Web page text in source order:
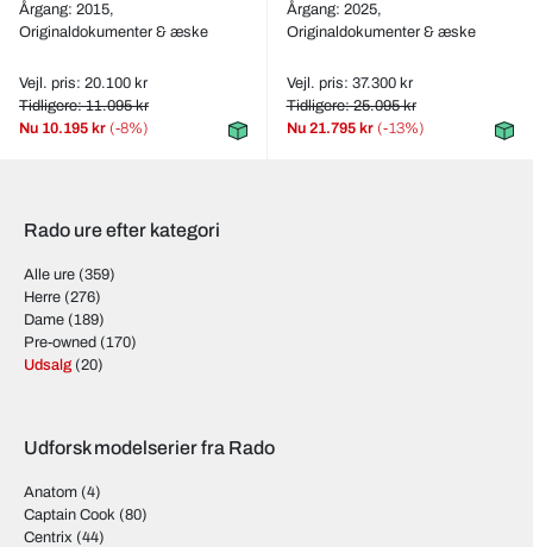
Årgang: 2015,
Originaldokumenter & æske
Vejl. pris: 20.100 kr
Tidligere: 11.095 kr
Nu 10.195 kr (-8%)
Årgang: 2025,
Originaldokumenter & æske
Vejl. pris: 37.300 kr
Tidligere: 25.095 kr
Nu 21.795 kr (-13%)
Rado ure efter kategori
Alle ure (359)
Herre (276)
Dame (189)
Pre-owned (170)
Udsalg (20)
Udforsk modelserier fra Rado
Anatom (4)
Captain Cook (80)
Centrix (44)